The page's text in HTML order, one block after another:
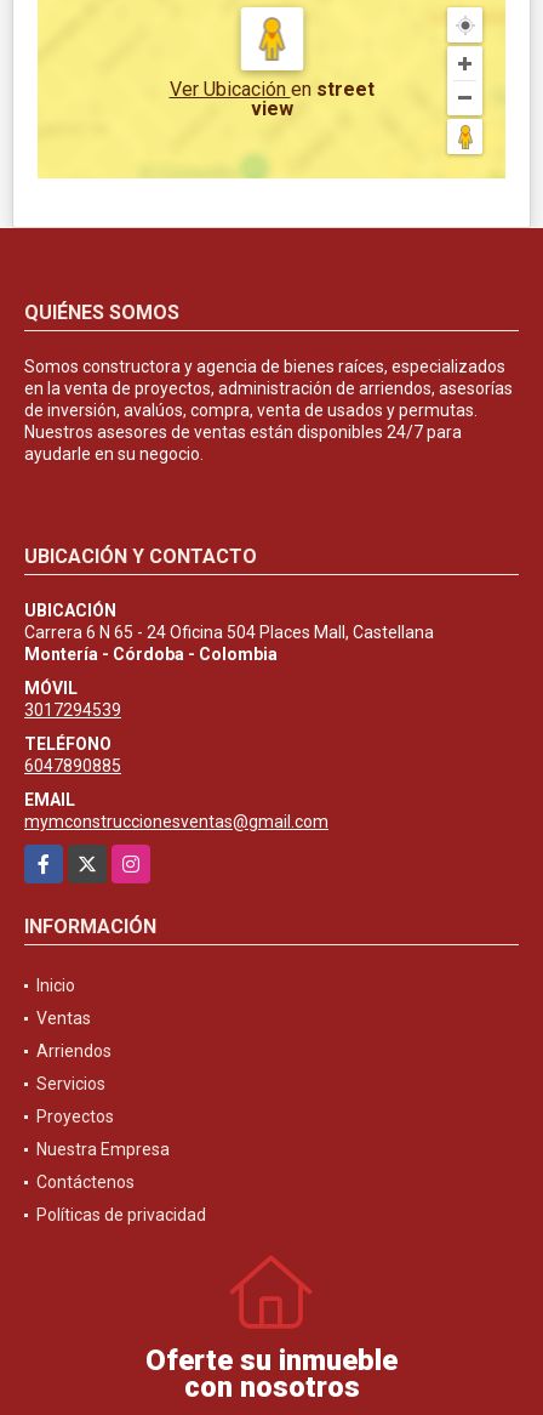
Ver Ubicación en street
view
QUIÉNES SOMOS
Somos constructora y agencia de bienes raíces, especializados
en la venta de proyectos, administración de arriendos, asesorías
de inversión, avalúos, compra, venta de usados y permutas.
Nuestros asesores de ventas están disponibles 24/7 para
ayudarle en su negocio.
UBICACIÓN Y CONTACTO
UBICACIÓN
Carrera 6 N 65 - 24 Oficina 504 Places Mall, Castellana
Montería - Córdoba - Colombia
MÓVIL
3017294539
TELÉFONO
6047890885
EMAIL
mymconstruccionesventas@gmail.com
Facebook
Instagram
INFORMACIÓN
Inicio
Ventas
Arriendos
Servicios
Proyectos
Nuestra Empresa
Contáctenos
Políticas de privacidad
Oferte su inmueble
con nosotros